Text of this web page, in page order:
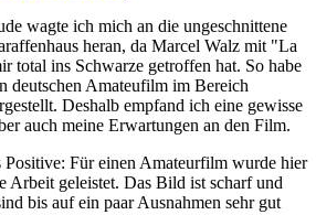
wagte ich mich an die ungeschnittene
heran, da Marcel Walz mit "La
total ins Schwarze getroffen hat. So habe
deutschen Amateufilm im Bereich
Deshalb empfand ich eine gewisse
auch meine Erwartungen an den Film.
Positive: Für einen Amateurfilm wurde hier
Arbeit geleistet. Das Bild ist scharf und
bis auf ein paar Ausnahmen sehr gut